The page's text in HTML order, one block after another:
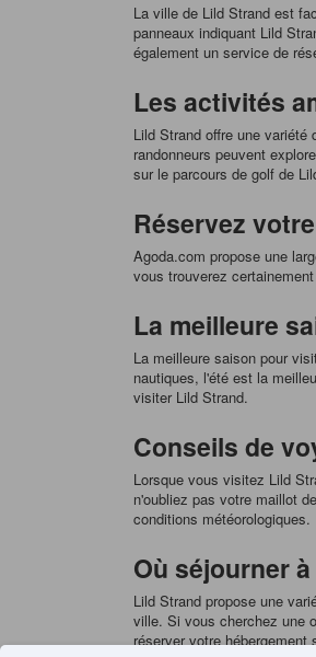
La ville de Lild Strand est
panneaux indiquant Lild
également un service de
Les activités
Lild Strand offre une
randonneurs peuvent
sur le parcours de golf de
Réservez
Agoda.com propose une
vous trouverez
La meilleure
La meilleure saison pour
nautiques, l'été est la
visiter Lild Strand.
Conseils de
Lorsque vous visitez Lild
n'oubliez pas votre maillot
conditions météorologiques.
Où séjourner
Lild Strand propose une
ville. Si vous cherchez une
réserver votre